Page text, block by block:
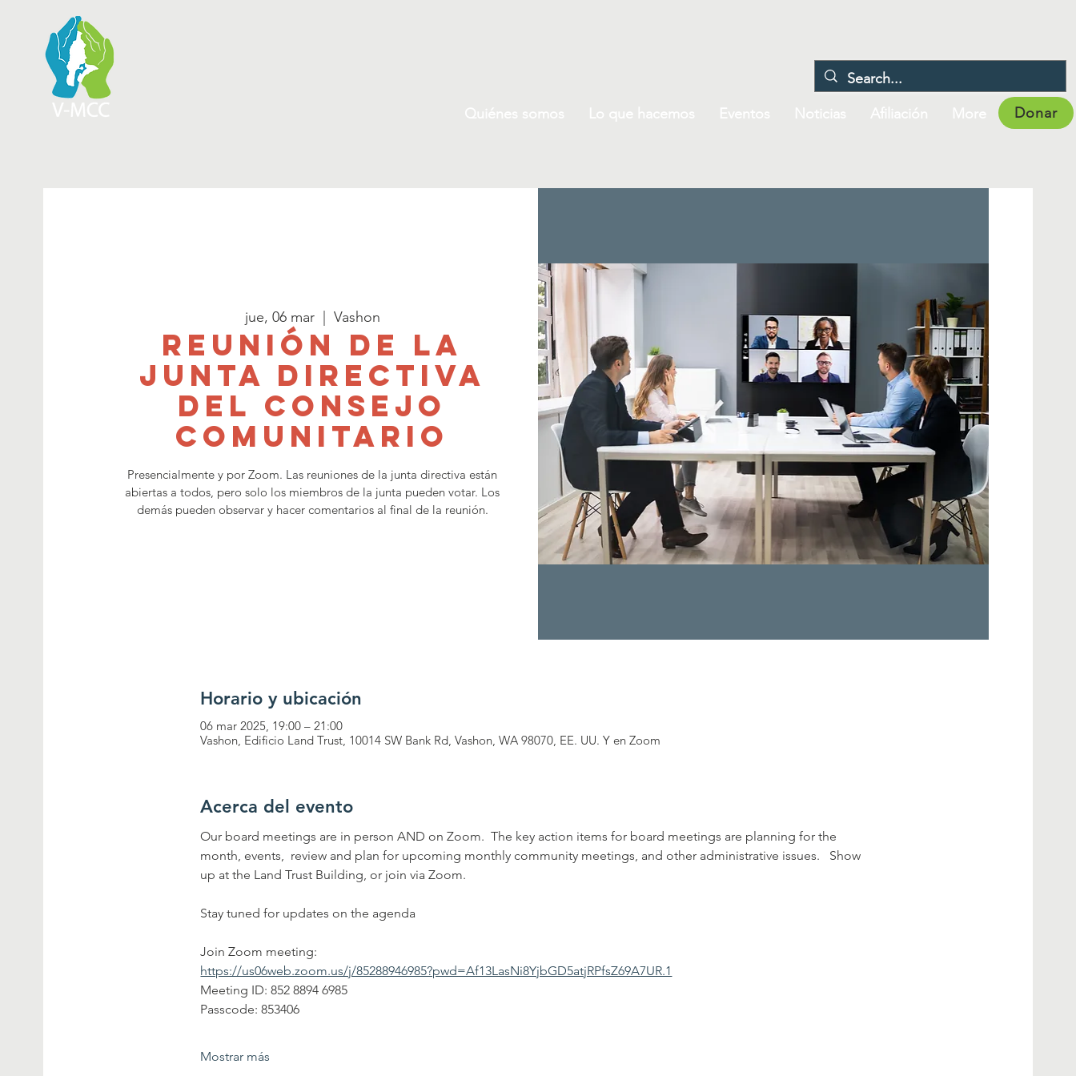
Donar
jue, 06 mar
  |
Vashon
Reunión de la
Junta Directiva
del Consejo
Comunitario
Presencialmente y por Zoom. Las reuniones de la junta directiva están
abiertas a todos, pero solo los miembros de la junta pueden votar. Los
demás pueden observar y hacer comentarios al final de la reunión.
Horario y ubicación
06 mar 2025, 19:00 – 21:00
Vashon, Edificio Land Trust, 10014 SW Bank Rd, Vashon, WA 98070, EE. UU. Y en Zoom
Acerca del evento
Our board meetings are in person AND on Zoom.  The key action items for board meetings are planning for the
month, events,  review and plan for upcoming monthly community meetings, and other administrative issues.   Show
up at the Land Trust Building, or join via Zoom.
Stay tuned for updates on the agenda
Join Zoom meeting:
https://us06web.zoom.us/j/85288946985?pwd=Af13LasNi8YjbGD5atjRPfsZ69A7UR.1
Meeting ID: 852 8894 6985
Passcode: 853406
Mostrar más